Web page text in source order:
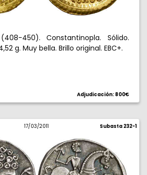
450). Constantinopla. Sólido.
g. Muy bella. Brillo original. EBC+.
Adjudicación: 800€
17/03/2011 Subasta 232-1